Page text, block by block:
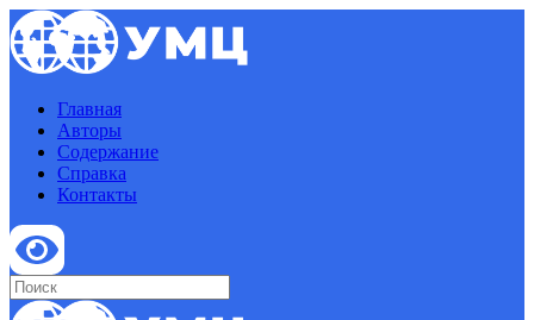
Главная
Авторы
Содержание
Справка
Контакты